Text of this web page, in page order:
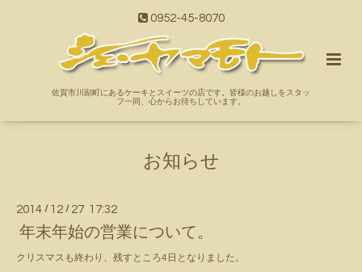
0952-45-8070
佐賀市川副町にあるケーキとスイーツの店です。皆様のお越しをスタッ
フ一同、心からお待ちしています。
お知らせ
2014 / 12 / 27 17:32
年末年始の営業について。
クリスマスも終わり、残すところ4日となりました。